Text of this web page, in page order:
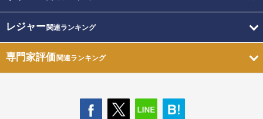
レジャー関連ランキング
専門家評価関連ランキング